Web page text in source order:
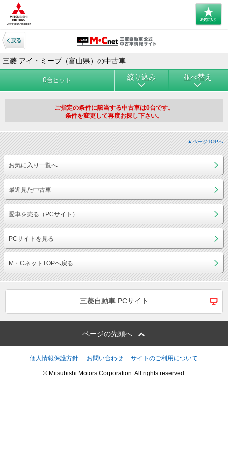
三菱 アイ・ミーブ（富山県）の中古車
0台ヒット 絞り込み 並べ替え
ご指定の条件に該当する中古車は0台です。
条件を変更して再度お探し下さい。
▲ページTOPへ
お気に入り一覧へ
最近見た中古車
愛車を売る（PCサイト）
PCサイトを見る
M・CネットTOPへ戻る
三菱自動車 PCサイト
ページの先頭へ
個人情報保護方針 お問い合わせ サイトのご利用について
© Mitsubishi Motors Corporation. All rights reserved.